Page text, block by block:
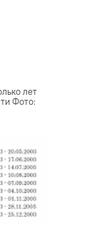
лет
Фото: